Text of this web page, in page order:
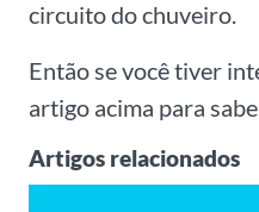
circuito do chuveiro.
Então se você tiver
artigo acima para
Artigos relacionados